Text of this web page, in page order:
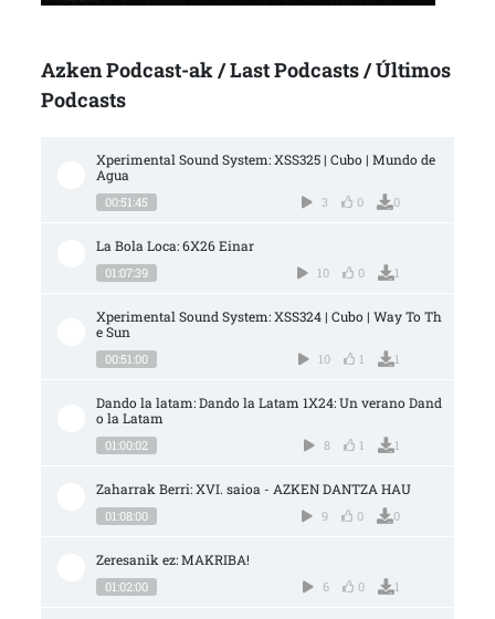
Azken Podcast-ak / Last Podcasts / Últimos
Podcasts
Xperimental Sound System: XSS325 | Cubo | Mundo de
Agua
00:51:45 3 0 0
La Bola Loca: 6X26 Einar
01:07:39 10 0 1
Xperimental Sound System: XSS324 | Cubo | Way To Th
e Sun
00:51:00 10 1 1
Dando la latam: Dando la Latam 1X24: Un verano Dand
o la Latam
01:00:02 8 1 1
Zaharrak Berri: XVI. saioa - AZKEN DANTZA HAU
01:08:00 9 0 0
Zeresanik ez: MAKRIBA!
01:02:00 6 0 1